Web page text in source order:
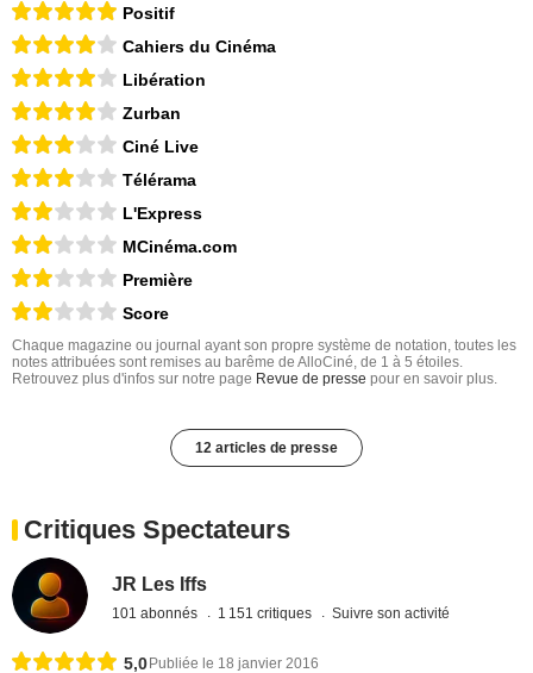
Positif
Cahiers du Cinéma
Libération
Zurban
Ciné Live
Télérama
L'Express
MCinéma.com
Première
Score
Chaque magazine ou journal ayant son propre système de notation, toutes les
notes attribuées sont remises au barême de AlloCiné, de 1 à 5 étoiles.
Retrouvez plus d'infos sur notre page Revue de presse pour en savoir plus.
12 articles de presse
Critiques Spectateurs
JR Les Iffs
101 abonnés 1 151 critiques Suivre son activité
5,0Publiée le 18 janvier 2016